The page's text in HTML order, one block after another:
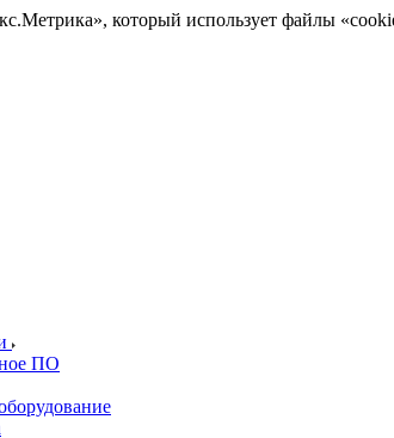
который использует файлы
ПО